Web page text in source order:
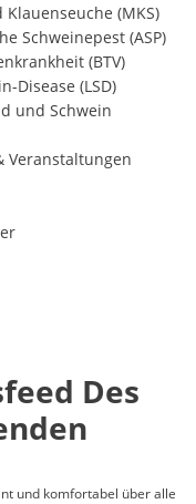
(MKS)
Schweinepest (ASP)
(BTV)
Disease (LSD)
und Schwein
Veranstaltungen
Des
und komfortabel über alle